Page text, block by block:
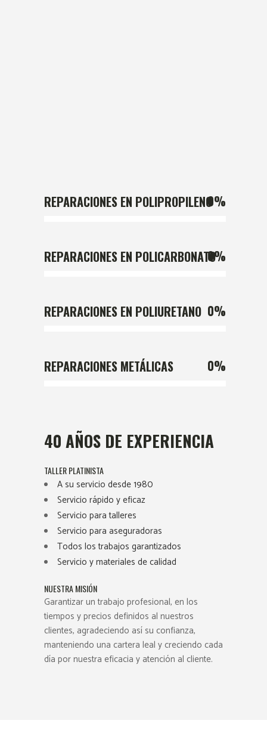
REPARACIONES EN POLIPROPILENO
0%
REPARACIONES EN POLICARBONATO
0%
REPARACIONES EN POLIURETANO 0%
REPARACIONES METÁLICAS 0%
40 AÑOS DE EXPERIENCIA
TALLER PLATINISTA
A su servicio desde 1980
Servicio rápido y eficaz
Servicio para talleres
Servicio para aseguradoras
Todos los trabajos garantizados
Servicio y materiales de calidad
NUESTRA MISIÓN
Garantizar un trabajo profesional, en los
tiempos y precios definidos al nuestros
clientes, agradeciendo así su confianza,
manteniendo una cartera leal y creciendo cada
día por nuestra eficacia y atención al cliente.